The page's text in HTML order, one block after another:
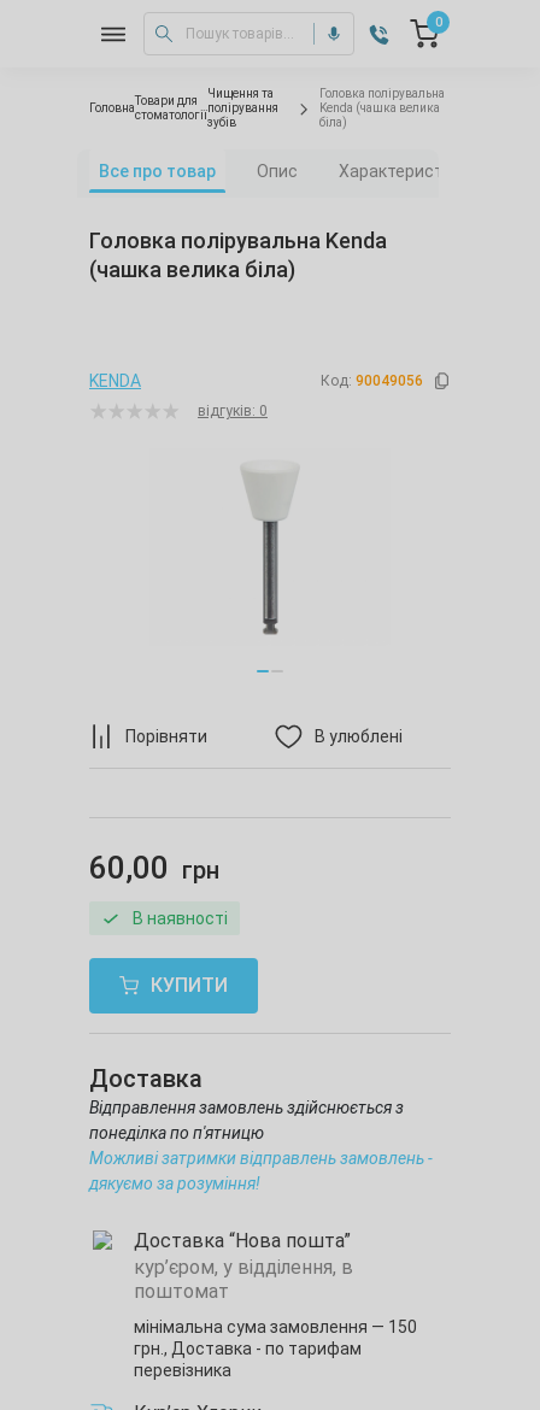
0
Головна
Товари для
стоматології
Чищення та
полірування
зубів
Головка полірувальна
Kenda (чашка велика
біла)
Все про товар Опис Характеристики
Порівняти В улюблені
Головка полірувальна Kenda
(чашка велика біла)
KENDA Код: 90049056
відгуків: 0
60,00 грн
В наявності
КУПИТИ
Доставка
Відправлення замовлень здійснюється з
понеділка по п'ятницю
Можливі затримки відправлень замовлень -
дякуємо за розуміння!
Доставка “Нова пошта”
кур’єром, у відділення, в
поштомат
мінімальна сума замовлення — 150
грн., Доставка - по тарифам
перевізника